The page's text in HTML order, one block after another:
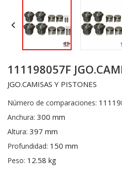

111198057F
JGO.CAMISAS Y PISTONES
Número de comparaciones:
Anchura: 300 mm
Altura: 397 mm
Profundidad: 150 mm
Peso: 12.58 kg